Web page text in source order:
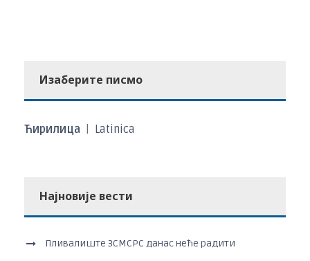
Изаберите писмо
Ћирилица Latinica
Најновије вести
Пливалиште ЗСМСРС данас неће радити